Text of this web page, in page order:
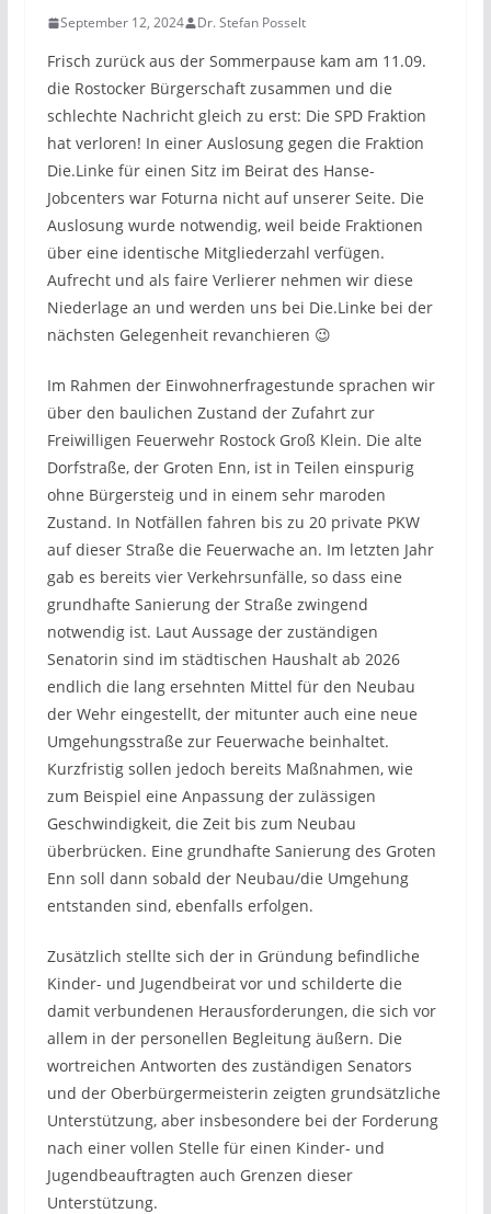
September 12, 2024 Dr. Stefan Posselt
Frisch zurück aus der Sommerpause kam am 11.09.
die Rostocker Bürgerschaft zusammen und die
schlechte Nachricht gleich zu erst: Die SPD Fraktion
hat verloren! In einer Auslosung gegen die Fraktion
Die.Linke für einen Sitz im Beirat des Hanse-
Jobcenters war Foturna nicht auf unserer Seite. Die
Auslosung wurde notwendig, weil beide Fraktionen
über eine identische Mitgliederzahl verfügen.
Aufrecht und als faire Verlierer nehmen wir diese
Niederlage an und werden uns bei Die.Linke bei der
nächsten Gelegenheit revanchieren 😉
Im Rahmen der Einwohnerfragestunde sprachen wir
über den baulichen Zustand der Zufahrt zur
Freiwilligen Feuerwehr Rostock Groß Klein. Die alte
Dorfstraße, der Groten Enn, ist in Teilen einspurig
ohne Bürgersteig und in einem sehr maroden
Zustand. In Notfällen fahren bis zu 20 private PKW
auf dieser Straße die Feuerwache an. Im letzten Jahr
gab es bereits vier Verkehrsunfälle, so dass eine
grundhafte Sanierung der Straße zwingend
notwendig ist. Laut Aussage der zuständigen
Senatorin sind im städtischen Haushalt ab 2026
endlich die lang ersehnten Mittel für den Neubau
der Wehr eingestellt, der mitunter auch eine neue
Umgehungsstraße zur Feuerwache beinhaltet.
Kurzfristig sollen jedoch bereits Maßnahmen, wie
zum Beispiel eine Anpassung der zulässigen
Geschwindigkeit, die Zeit bis zum Neubau
überbrücken. Eine grundhafte Sanierung des Groten
Enn soll dann sobald der Neubau/die Umgehung
entstanden sind, ebenfalls erfolgen.
Zusätzlich stellte sich der in Gründung befindliche
Kinder- und Jugendbeirat vor und schilderte die
damit verbundenen Herausforderungen, die sich vor
allem in der personellen Begleitung äußern. Die
wortreichen Antworten des zuständigen Senators
und der Oberbürgermeisterin zeigten grundsätzliche
Unterstützung, aber insbesondere bei der Forderung
nach einer vollen Stelle für einen Kinder- und
Jugendbeauftragten auch Grenzen dieser
Unterstützung.